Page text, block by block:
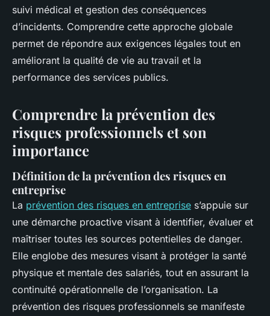
suivi médical et gestion des conséquences
d’incidents. Comprendre cette approche globale
permet de répondre aux exigences légales tout en
améliorant la qualité de vie au travail et la
performance des services publics.
Comprendre la prévention des
risques professionnels et son
importance
Définition de la prévention des risques en
entreprise
La prévention des risques en entreprise s’appuie sur
une démarche proactive visant à identifier, évaluer et
maîtriser toutes les sources potentielles de danger.
Elle englobe des mesures visant à protéger la santé
physique et mentale des salariés, tout en assurant la
continuité opérationnelle de l’organisation. La
prévention des risques professionnels se manifeste